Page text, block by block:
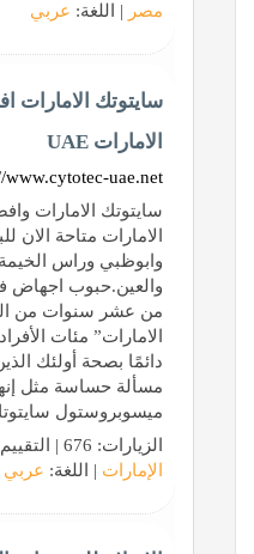
مصر | اللغة: عربي
سايتوتك
الامارات UAE
www.cytotec-uae.net
سايتوتك الامارات
الامارات متاحة الان
وابوظبي وراس
والعين.حبوب اجهاض في
من عشر سنوات من
الامارات” مئات
دائمًا بصحة أولئك
مسألة حساسة مثل
ميسوبروستول
الزيارات: 676 | التقييم: 0 | المقيّمين: 0 | الدولة:
الإمارات | اللغة: عربي